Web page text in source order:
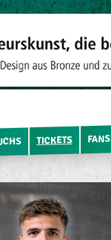
TICKETS FANS